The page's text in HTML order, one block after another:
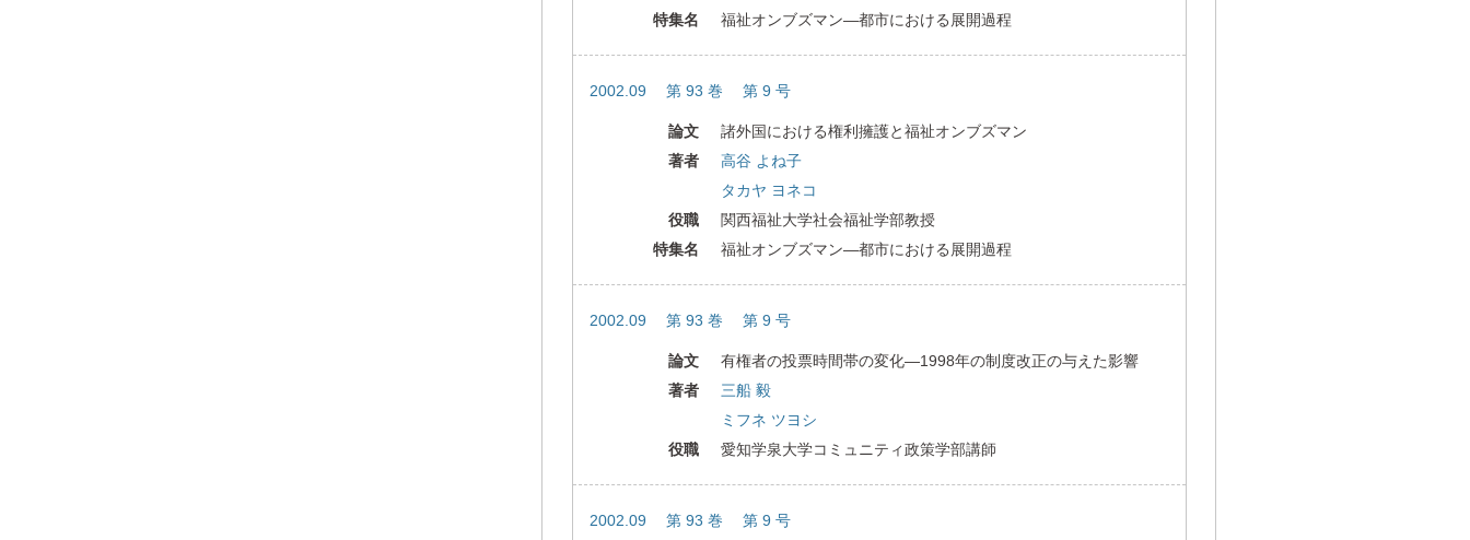
特集名
福祉オンブズマン―都市における展開過程
2002.09 第 93 巻 第 9 号
論文
諸外国における権利擁護と福祉オンブズマン
著者
高谷 よね子
タカヤ ヨネコ
役職
関西福祉大学社会福祉学部教授
特集名
福祉オンブズマン―都市における展開過程
2002.09 第 93 巻 第 9 号
論文
有権者の投票時間帯の変化―1998年の制度改正の与えた影響
著者
三船 毅
ミフネ ツヨシ
役職
愛知学泉大学コミュニティ政策学部講師
2002.09 第 93 巻 第 9 号